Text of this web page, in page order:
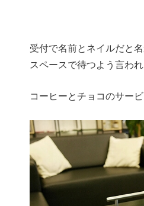
受付で名前とネイルだと
スペースで待つよう言われ
コーヒーとチョコのサー